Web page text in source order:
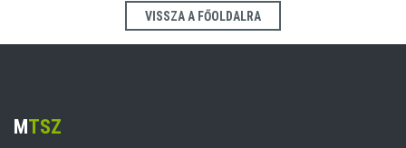
VISSZA A FŐOLDALRA
MTSZ